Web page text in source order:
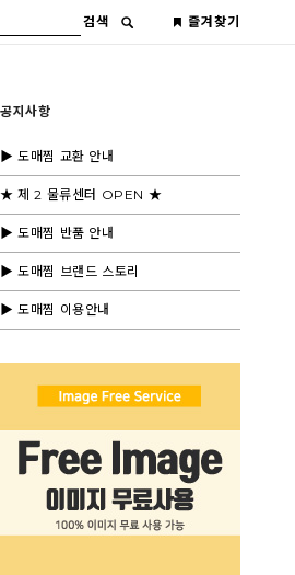
검색 즐겨찾기
공지사항
▶ 도매찜 교환 안내
★ 제 2 물류센터 OPEN ★
▶ 도매찜 반품 안내
▶ 도매찜 브랜드 스토리
▶ 도매찜 이용안내
(부가세별도)
휴사